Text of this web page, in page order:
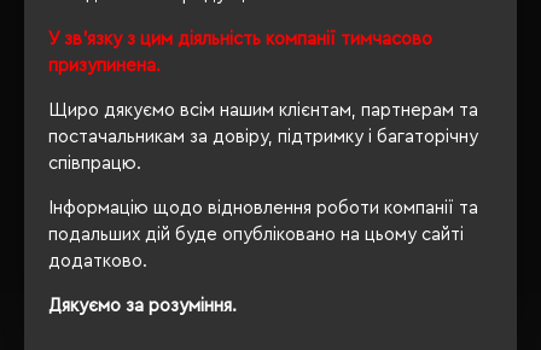
У зв'язку з цим діяльність компанії тимчасово
призупинена.
Щиро дякуємо всім нашим клієнтам, партнерам та
постачальникам за довіру, підтримку і багаторічну
співпрацю.
Інформацію щодо відновлення роботи компанії та
подальших дій буде опубліковано на цьому сайті
додатково.
Дякуємо за розуміння.